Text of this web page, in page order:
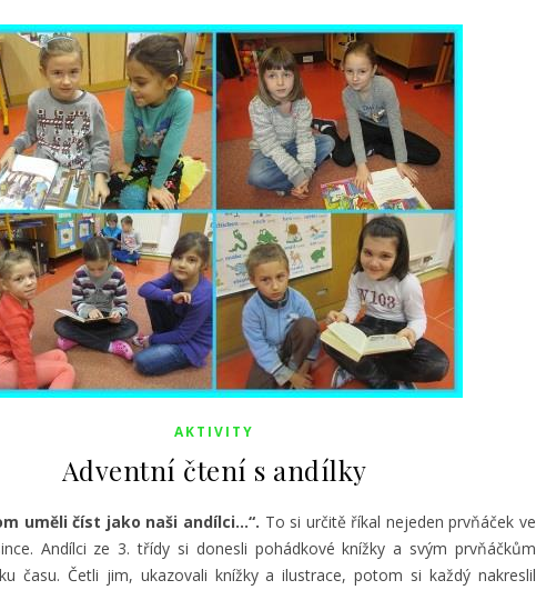
AKTIVITY
Adventní čtení s andílky
uměli číst jako naši andílci…“. To si určitě říkal nejeden prvňáček ve
Andílci ze 3. třídy si donesli pohádkové knížky a svým prvňáčkům
času. Četli jim, ukazovali knížky a ilustrace, potom si každý nakreslil